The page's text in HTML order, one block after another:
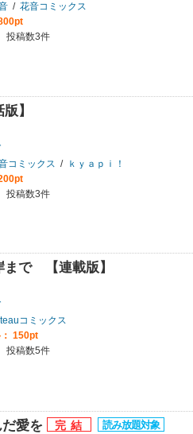
/ 花音コミックス
投稿数3件
】
コミックス /
ｋｙａｐｉ！
投稿数3件
まで 【連載版】
コミックス
150pt
投稿数5件
愛を